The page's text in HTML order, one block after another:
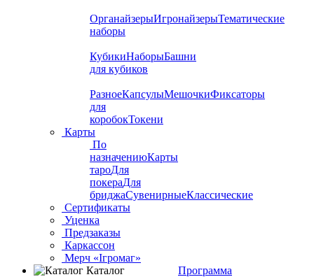
ОрганайзерыИгронайзерыТематические
наборы
КубикиНаборыБашни
для кубиков
РазноеКапсулыМешочкиФиксаторы
для
коробокТокени
Карты
По
назначениюКарты
тароДля
покераДля
бриджаСувенирныеКлассические
Сертификаты
Уценка
Предзаказы
Каркассон
Мерч «Ігромаг»
Каталог
Программа